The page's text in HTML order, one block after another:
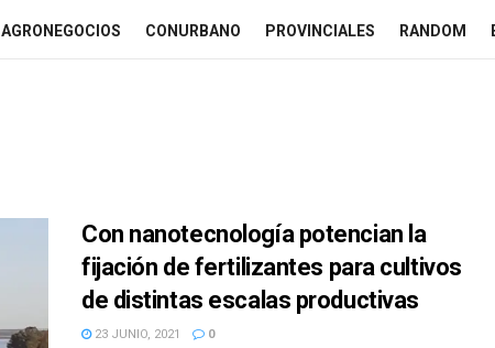
AGRONEGOCIOS CONURBANO PROVINCIALES RANDOM
Con nanotecnología potencian la
fijación de fertilizantes para cultivos
de distintas escalas productivas
23 JUNIO, 2021 0